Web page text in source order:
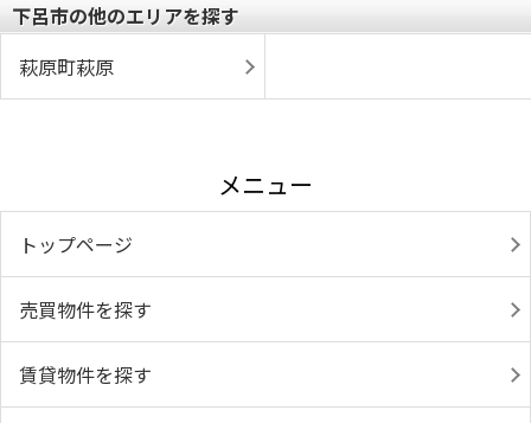
下呂市の他のエリアを探す
萩原町萩原
メニュー
トップページ
売買物件を探す
賃貸物件を探す